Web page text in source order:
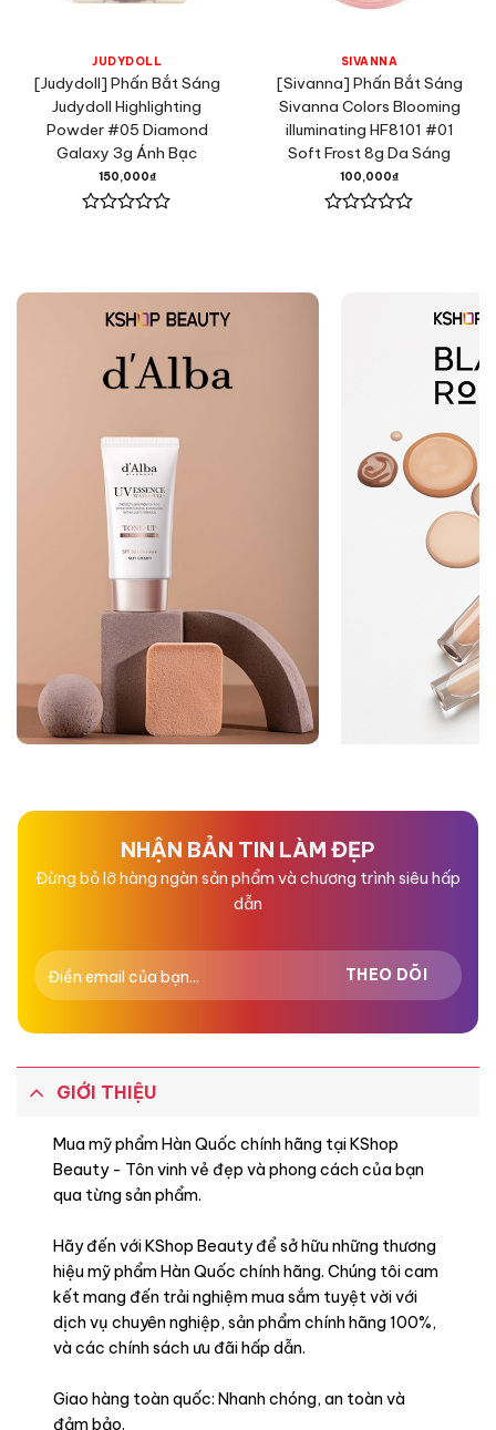
JUDYDOLL
[Judydoll] Phấn Bắt Sáng
Judydoll Highlighting
Powder #05 Diamond
Galaxy 3g Ánh Bạc
150,000₫
5
sao
SIVANNA
[Sivanna] Phấn Bắt Sáng
Sivanna Colors Blooming
illuminating HF8101 #01
Soft Frost 8g Da Sáng
100,000₫
NHẬN BẢN TIN LÀM ĐẸP
Đừng bỏ lỡ hàng ngàn sản phẩm và chương trình siêu hấp
dẫn
GIỚI THIỆU
Mua mỹ phẩm Hàn Quốc chính hãng tại KShop
Beauty - Tôn vinh vẻ đẹp và phong cách của bạn
qua từng sản phẩm.
Hãy đến với KShop Beauty để sở hữu những thương
hiệu mỹ phẩm Hàn Quốc chính hãng. Chúng tôi cam
kết mang đến trải nghiệm mua sắm tuyệt vời với
dịch vụ chuyên nghiệp, sản phẩm chính hãng 100%,
và các chính sách ưu đãi hấp dẫn.
Giao hàng toàn quốc: Nhanh chóng, an toàn và
đảm bảo.